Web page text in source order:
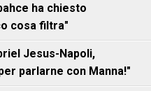
ha chiesto
cosa filtra"
Jesus-Napoli,
parlarne con Manna!"